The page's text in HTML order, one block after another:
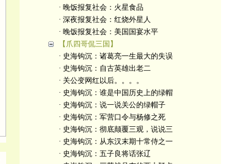
· 晚饭报复社会：火星食品
· 深夜报复社会：红烧外星人
· 晚饭报复社会：美国国宴水平
【爪四哥侃三国】
· 史海钩沉：诸葛亮一生最大的失误
· 史海钩沉：自古英雄出老二
· 关公变网红以后。。。。
· 史海钩沉：谁是中国历史上的绿帽
· 史海钩沉：说一说关公的绿帽子
· 史海钩沉：军营口令与杨修之死
· 史海钩沉：彻底颠覆三观，说说三
· 史海钩沉：从东汉末期十常侍之一
· 史海钩沉：五子良将话张辽